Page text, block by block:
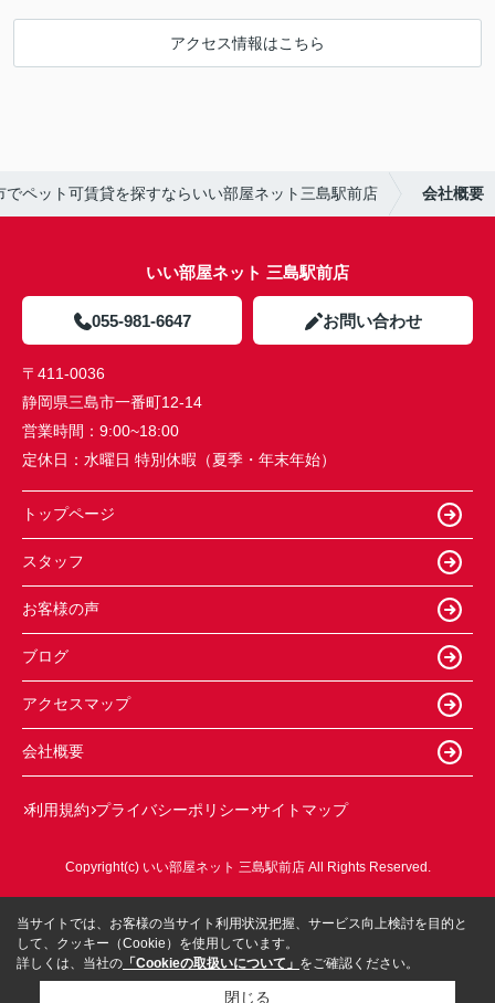
アクセス情報はこちら
でペット可賃貸を探すならいい部屋ネット三島駅前店 会社概要
いい部屋ネット 三島駅前店
055-981-6647 お問い合わせ
〒411-0036
静岡県三島市一番町12-14
営業時間： 9:00~18:00
定休日： 水曜日 特別休暇（夏季・年末年始）
トップページ
スタッフ
お客様の声
ブログ
アクセスマップ
会社概要
利用規約 プライバシーポリシー サイトマップ
Copyright(c) いい部屋ネット 三島駅前店 All Rights Reserved.
当サイトでは、お客様の当サイト利用状況把握、サービス向上検討を目的と
して、クッキー（Cookie）を使用しています。
詳しくは、当社の 「Cookieの取扱いについて」 をご確認ください。
閉じる